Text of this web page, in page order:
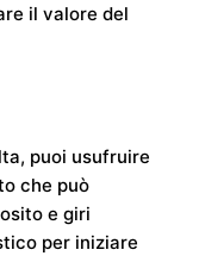
il valore del
puoi usufruire
che può
e giri
per iniziare